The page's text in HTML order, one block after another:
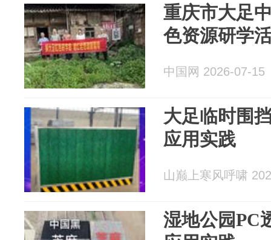
重庆市大足
色资源研学
中国网 2026-07-15
大足临时围
应用实践
山巅上寒风呼啸
湿地公园PC